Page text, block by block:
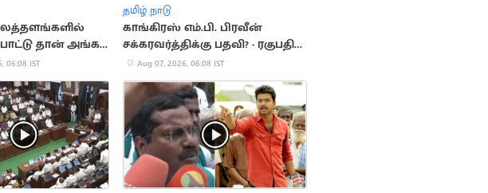
தான் அங்க
பேச்சு
06:08 IST
தமிழ் நாடு
காங்கிரஸ் எம்.பி. பிரவீன்
சக்கரவர்த்திக்கு பதவி? - ரகுபதி
கேள்வி
Aug 07, 2026, 06:08 IST